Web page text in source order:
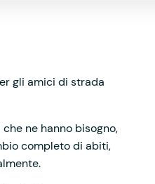
gli amici di strada
ne hanno bisogno,
completo di abiti,